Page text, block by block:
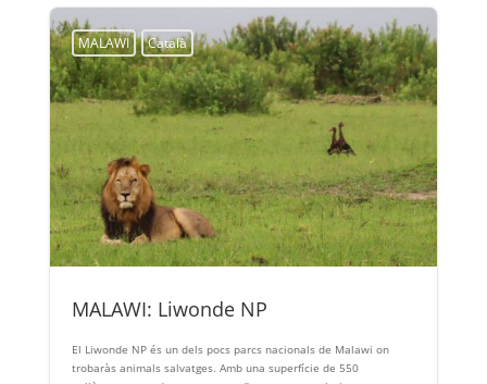
MALAWI Català
MALAWI: Liwonde NP
El Liwonde NP és un dels pocs parcs nacionals de Malawi on
trobaràs animals salvatges. Amb una superfície de 550